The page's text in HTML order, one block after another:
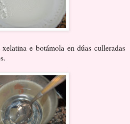
e botámola en dúas culleradas